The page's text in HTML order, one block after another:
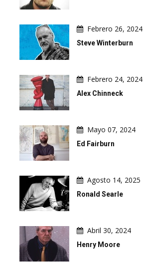
Febrero 26, 2024
Steve Winterburn
Febrero 24, 2024
Alex Chinneck
Mayo 07, 2024
Ed Fairburn
Agosto 14, 2025
Ronald Searle
Abril 30, 2024
Henry Moore